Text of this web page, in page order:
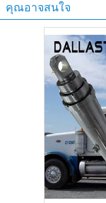
คุณอาจสนใจ